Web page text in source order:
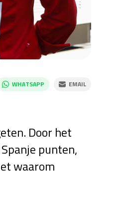
WHATSAPP EMAIL
Door het
punten,
waarom